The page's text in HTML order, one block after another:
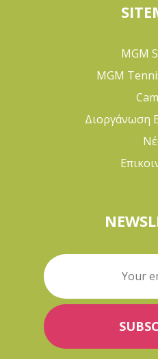
MGM
MGM
Διοργάνωση